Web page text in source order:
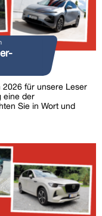
2026 für unsere Leser
eine der
Sie in Wort und